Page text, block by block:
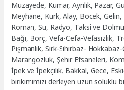
Müzayede, Kumar, Ayrılık, Pazar,
Meyhane, Kürk, Alay, Böcek, Gelin,
Roman, Su, Radyo, Taksi ve
Bağı, Borç, Vefa-Cefa-Vefasızlık,
Pişmanlık, Sirk-Sihirbaz-
Marangozluk, Şehir Efsaneleri,
İpek ve İpekçilik, Bakkal, Gece,
birikimimizi derleyen uzun soluklu